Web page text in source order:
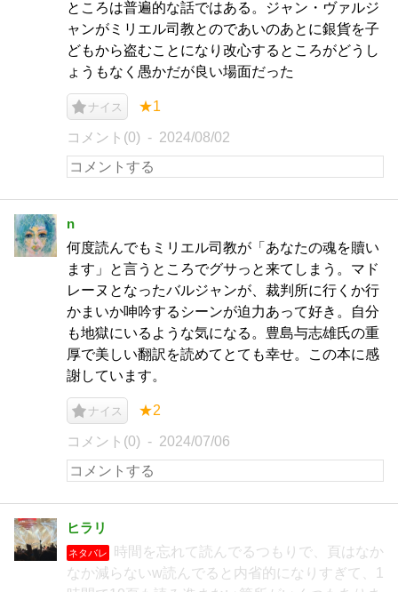
ところは普遍的な話ではある。ジャン・ヴァルジ
ャンがミリエル司教とのであいのあとに銀貨を子
どもから盗むことになり改心するところがどうし
ょうもなく愚かだが良い場面だった
ナイス ★1
コメント(0) 2024/08/02
n
何度読んでもミリエル司教が「あなたの魂を贖い
ます」と言うところでグサっと来てしまう。マド
レーヌとなったバルジャンが、裁判所に行くか行
かまいか呻吟するシーンが迫力あって好き。自分
も地獄にいるような気になる。豊島与志雄氏の重
厚で美しい翻訳を読めてとても幸せ。この本に感
謝しています。
ナイス ★2
コメント(0) 2024/07/06
ヒラリ
ネタバレ
時間を忘れて読んでるつもりで、頁はなか
なか減らないw読んでると内省的になりすぎて、1